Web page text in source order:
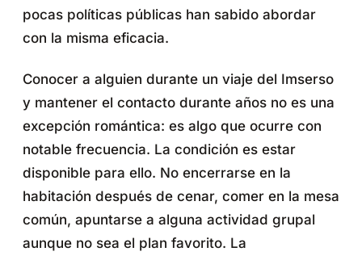
pocas políticas públicas han sabido abordar
con la misma eficacia.
Conocer a alguien durante un viaje del Imserso
y mantener el contacto durante años no es una
excepción romántica: es algo que ocurre con
notable frecuencia. La condición es estar
disponible para ello. No encerrarse en la
habitación después de cenar, comer en la mesa
común, apuntarse a alguna actividad grupal
aunque no sea el plan favorito. La